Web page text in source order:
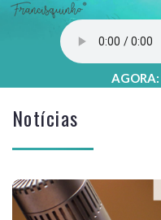
AGORA:
Notícias